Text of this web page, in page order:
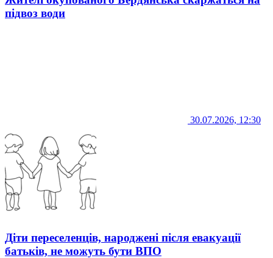
підвоз води
30.07.2026, 12:30
Діти переселенців, народжені після евакуації
батьків, не можуть бути ВПО